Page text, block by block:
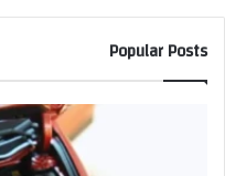
Popular Posts